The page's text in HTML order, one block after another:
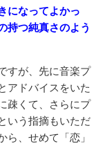
になってよかっ
持つ純真さのよう
すが、先に音楽プ
アドバイスをいた
疎くて、さらにプ
いう指摘もいただ
、せめて「恋」